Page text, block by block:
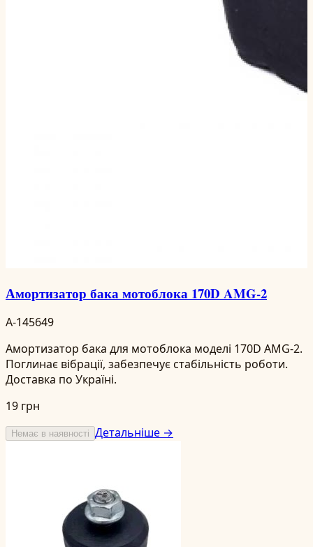
Амортизатор бака мотоблока 170D AMG-2
A-145649
Амортизатор бака для мотоблока моделі 170D AMG-2.
Поглинає вібрації, забезпечує стабільність роботи.
Доставка по Україні.
19 грн
Немає в наявності Детальніше →